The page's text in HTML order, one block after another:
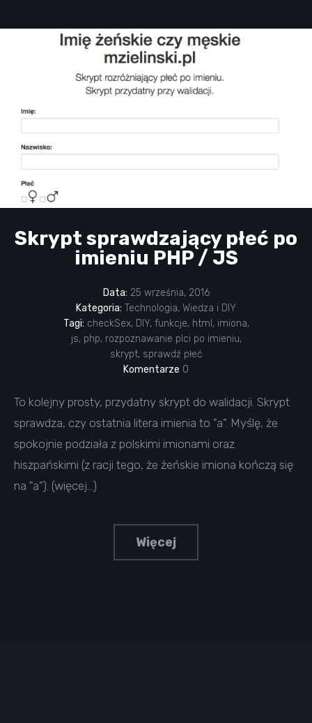
Skrypt sprawdzający płeć po
imieniu PHP / JS
Data: 25 września, 2016
Kategoria: Technologia, Wiedza i DIY
Tagi: checkSex, DIY, funkcje, html , imiona,
js, php, rozpoznawanie plci po imieniu,
skrypt, sprawdź płeć
Komentarze 0
To kolejny prosty, przydatny skrypt do walidacji. Skrypt
sprawdza, czy ostatnia litera imienia to "a". Myślę, że
spokojnie podziała z polskimi imionami oraz
hiszpańskimi (z racji tego, że żeńskie imiona kończą się
na "a"). (więcej…)
Więcej